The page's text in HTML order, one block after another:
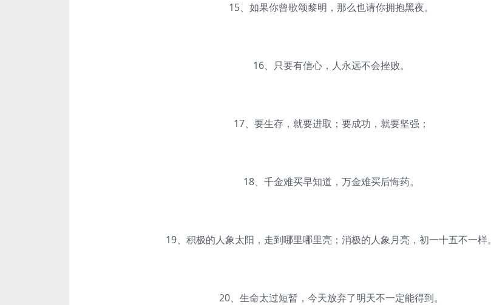
15、如果你曾歌颂黎明，那么也请你拥抱黑夜。
16、只要有信心，人永远不会挫败。
17、要生存，就要进取；要成功，就要坚强；
18、千金难买早知道，万金难买后悔药。
19、积极的人象太阳，走到哪里哪里亮；消极的人象月亮，初一十五不一样。
20、生命太过短暂，今天放弃了明天不一定能得到。